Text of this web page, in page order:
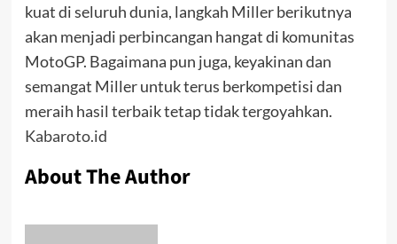
kuat di seluruh dunia, langkah Miller berikutnya
akan menjadi perbincangan hangat di komunitas
MotoGP. Bagaimana pun juga, keyakinan dan
semangat Miller untuk terus berkompetisi dan
meraih hasil terbaik tetap tidak tergoyahkan.
Kabaroto.id
About The Author